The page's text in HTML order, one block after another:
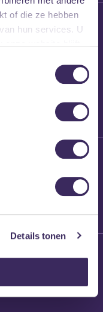
of die ze hebben
hun services. U
Details tonen
2026
Blog: High
Vanneste
Blog: Ão